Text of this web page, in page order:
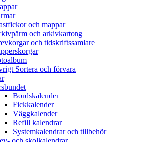
och mappar
och arkivkartong
och tidskriftssamlare
Sortera och förvara
Bordskalender
Fickkalender
Väggkalender
Refill kalendrar
Systemkalendrar och tillbehör
och skolkalendrar